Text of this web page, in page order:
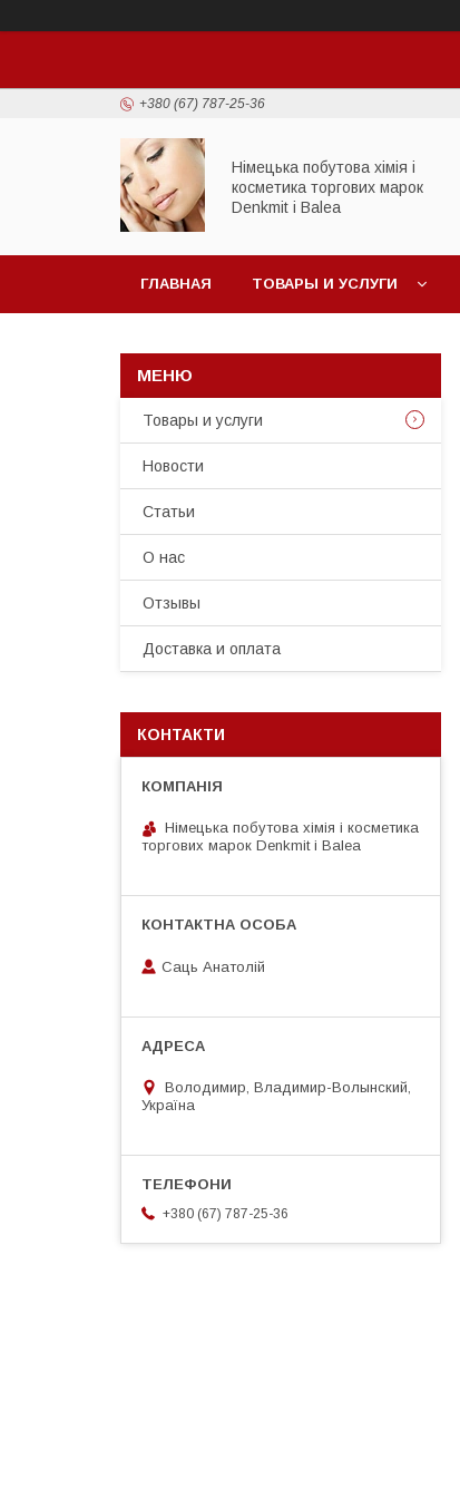
+380 (67) 787-25-36
Німецька побутова хімія і
косметика торгових марок
Denkmit i Balea
ГЛАВНАЯ ТОВАРЫ И УСЛУГИ
Товары и услуги
Новости
Статьи
О нас
Отзывы
Доставка и оплата
КОНТАКТИ
Німецька побутова хімія і косметика
торгових марок Denkmit i Balea
Саць Анатолій
Володимир, Владимир-Волынский,
Україна
+380 (67) 787-25-36